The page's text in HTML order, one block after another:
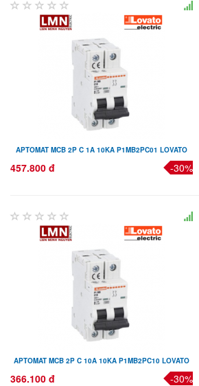
APTOMAT MCB 2P C 1A 10KA P1MB2PC01 LOVATO
457.800 đ -30%
APTOMAT MCB 2P C 10A 10KA P1MB2PC10 LOVATO
366.100 đ -30%